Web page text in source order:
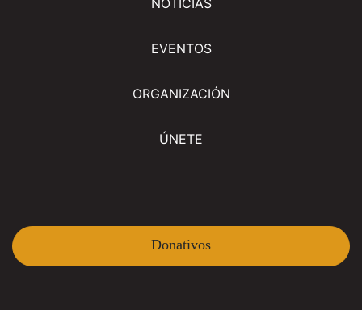
NOTICIAS
EVENTOS
ORGANIZACIÓN
ÚNETE
Donativos